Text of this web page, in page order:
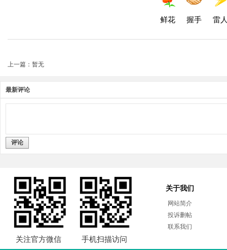
鲜花 握手 雷
上一篇：暂无
最新评论
评论
关注官方微信 手机扫描访问
关于我们
网站简介
投诉删帖
联系我们